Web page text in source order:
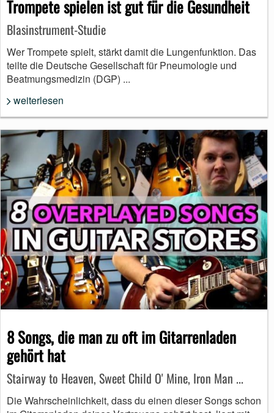
Trompete spielen ist gut für die Gesundheit
Blasinstrument-Studie
Wer Trompete spielt, stärkt damit die Lungenfunktion. Das
teilte die Deutsche Gesellschaft für Pneumologie und
Beatmungsmedizin (DGP) ...
weiterlesen
8 Songs, die man zu oft im Gitarrenladen
gehört hat
Stairway to Heaven, Sweet Child O' Mine, Iron Man ...
Die Wahrscheinlichkeit, dass du einen dieser Songs schon